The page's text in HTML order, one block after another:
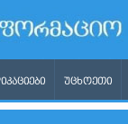
ᲣᲪᲮᲝᲔᲗᲘ